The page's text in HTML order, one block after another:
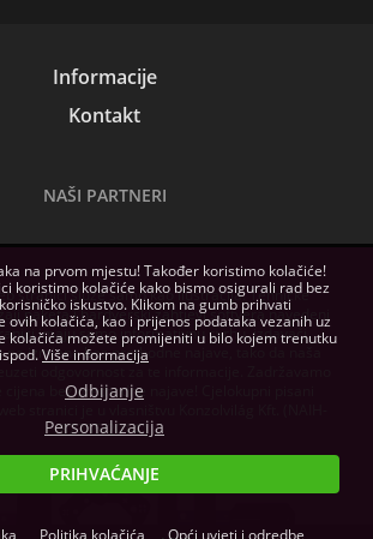
Informacije
Kontakt
NAŠI PARTNERI
stranici služe samo kao ilustracija. Tehničke
paketa i hardverski zahtjevi softvera navedeni
imaju samo informativnu svrhu, izdavači
izmjene bez prethodne najave, tako da naša
cijena bez prethodne najave! Cjelokupni pisani
82255/2014.)
na prvom mjestu! Također koristimo kolačiće!
koristimo kolačiće kako bismo osigurali rad bez
iskustvo. Klikom na gumb prihvati
ovih kolačića, kao i prijenos podataka vezanih uz
kolačića možete promijeniti u bilo kojem trenutku
Više informacija
Odbijanje
Personalizacija
PRIHVAĆANJE
Politika kolačića Opći uvjeti i odredbe